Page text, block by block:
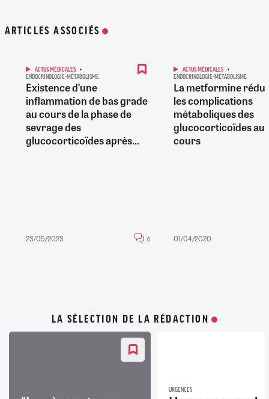
ARTICLES ASSOCIÉS
ACTUS MÉDICALES
ENDOCRINOLOGIE-MÉTABOLISME
Existence d’une
inflammation de bas grade
au cours de la phase de
sevrage des
glucocorticoïdes après...
23/05/2023 0
ACTUS MÉDICALES
ENDOCRINOLOGIE-MÉTABOLISME
La metformine
les complications
métaboliques des
glucocorticoïdes au
cours
01/04/2020
LA SÉLECTION DE LA RÉDACTION
URGENCES